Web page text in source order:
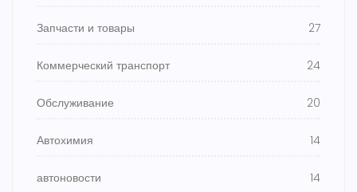
Запчасти и товары 27
Коммерческий транспорт 24
Обслуживание 20
Автохимия 14
автоновости 14